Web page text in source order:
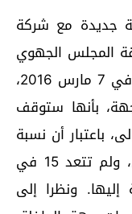
اتفاقية جديدة مع شركة
المجلس الجهوي
الجديد عليها خلال دورته المنعقدة في 7 مارس 2016،
بأنها ستوقف
باعتبار أن نسبة
الملء كانت منخفضة من المسافرين، ولم تتعد 15 في
إليها. ونظرا إلى